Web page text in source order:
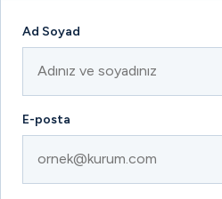
Ad Soyad
E-posta